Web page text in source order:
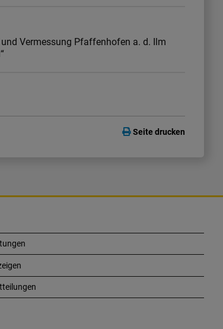
Vermessung Pfaffenhofen a. d. Ilm
Seite drucken